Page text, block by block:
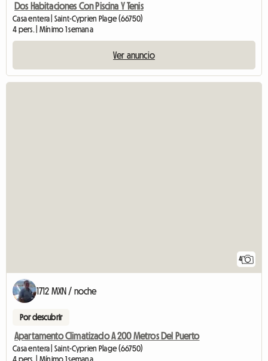
Dos Habitaciones Con Piscina Y Tenis
Casa entera | Saint-Cyprien Plage (66750)
4 pers. | Mínimo 1 semana
Ver anuncio
4
1712 MXN / noche
Por descubrir
Apartamento Climatizado A 200 Metros Del Puerto
Casa entera | Saint-Cyprien Plage (66750)
4 pers. | Mínimo 1 semana